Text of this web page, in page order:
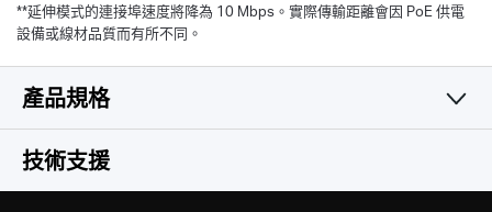
**延伸模式的連接埠速度將降為 10 Mbps。實際傳輸距離會因 PoE 供電
設備或線材品質而有所不同。
產品規格
硬體功能
技術支援